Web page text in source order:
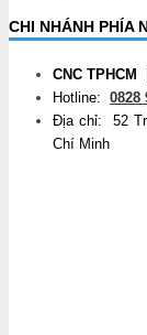
CHI NHÁNH PHÍA
CNC TPHCM
Hotline: 0828
Địa chỉ: 52
Chí Minh